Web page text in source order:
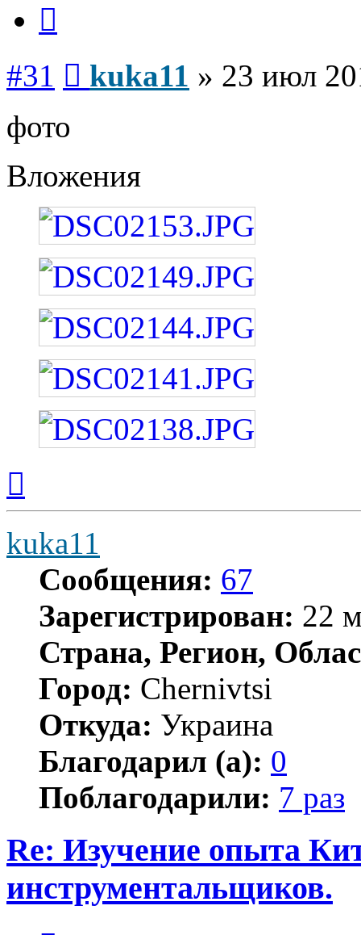
#31 kuka11 » 23 июл
фото
Вложения
началу
kuka11
Сообщения: 67
Зарегистрирован: 22
Страна, Регион,
Город: Chernivtsi
Откуда: Украина
Благодарил (а): 0
Поблагодарили: 7 раз
Re: Изучение опыта
инструментальщиков.